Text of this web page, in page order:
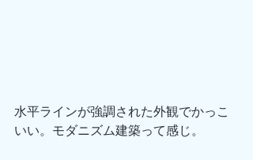
水平ラインが強調された外観でかっこ
いい。モダニズム建築って感じ。